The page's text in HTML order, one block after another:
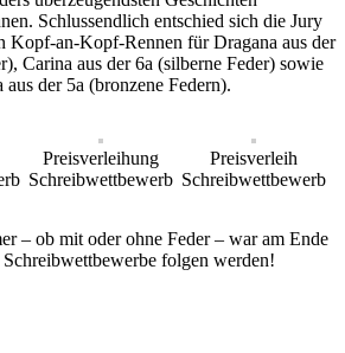
Schlussendlich entschied sich die Jury
Kopf-an-Kopf-Rennen für Dragana aus der
Carina aus der 6a (silberne Feder) sowie
aus der 5a (bronzene Federn).
Preisverleihung
Schreibwettbewerb
Preisverleih
Schreibwettbewerb
– ob mit oder ohne Feder – war am Ende
Schreibwettbewerbe folgen werden!